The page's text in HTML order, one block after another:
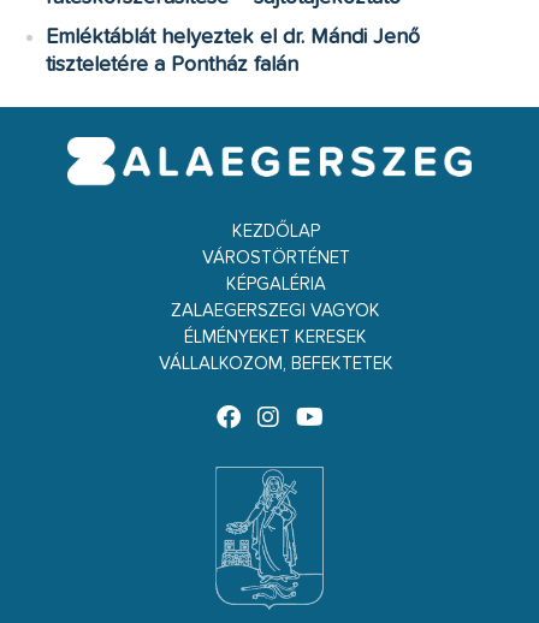
Emléktáblát helyeztek el dr. Mándi Jenő
tiszteletére a Pontház falán
KEZDŐLAP
VÁROSTÖRTÉNET
KÉPGALÉRIA
ZALAEGERSZEGI VAGYOK
ÉLMÉNYEKET KERESEK
VÁLLALKOZOM, BEFEKTETEK